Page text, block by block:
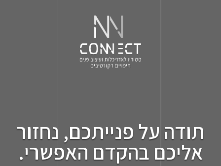
תודה על פנייתכם, נחזור
אליכם בהקדם האפשרי.